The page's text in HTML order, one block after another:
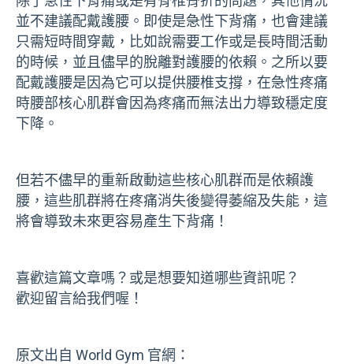
並不建議配戴護腰。即使是急性下背痛，也會建議
只需短時間穿戴，比如說需要工作或是長時間活動
的時候，並且儘早的脫離對護腰的依賴。之所以要
配戴護腰是因為它可以提供腰椎支撐，在急性疼痛
時腰部核心肌群會因為疼痛而無法出力導致穩定度
下降。
但若不儘早的重新啟動這些核心肌群而是依賴護
腰，這些肌群將在疼痛消失後變得萎縮及失能，這
將會導致未來更容易產生下背痛！
喜歡這篇文章嗎？或是想要知道哪些資訊呢？
歡迎留言給我們喔！
原文出自 World Gym 官網：